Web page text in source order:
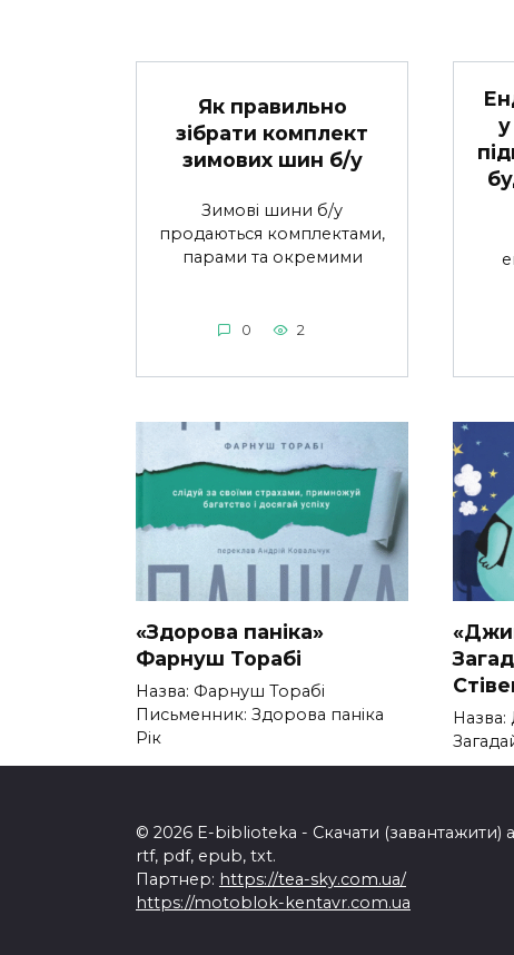
Як правильно
зібрати комплект
зимових шин б/у
Зимові шини б/у
продаються комплектами,
парами та окремими
0 2
«Здорова паніка»
Фарнуш Торабі
Назва: Фарнуш Торабі
Письменник: Здорова паніка
Рік
Назва:
© 2026 E-biblioteka - Скачати
rtf, pdf, epub, txt.
Партнер: https://tea-sky.com.ua/
https://motoblok-kentavr.com.ua